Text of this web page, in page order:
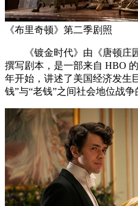
《布里奇顿》第二季剧照
《镀金时代》由《唐顿庄园
撰写剧本，是一部来自 HBO
年开始，讲述了美国经济发生
钱”与“老钱”之间社会地位战争